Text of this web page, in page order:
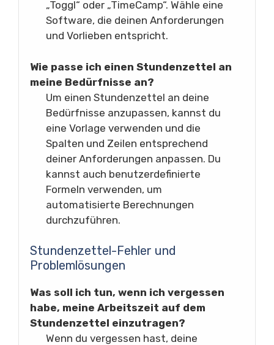
„Toggl“ oder „TimeCamp“. Wähle eine
Software, die deinen Anforderungen
und Vorlieben entspricht.
Wie passe ich einen Stundenzettel an
meine Bedürfnisse an?
Um einen Stundenzettel an deine
Bedürfnisse anzupassen, kannst du
eine Vorlage verwenden und die
Spalten und Zeilen entsprechend
deiner Anforderungen anpassen. Du
kannst auch benutzerdefinierte
Formeln verwenden, um
automatisierte Berechnungen
durchzuführen.
Stundenzettel-Fehler und
Problemlösungen
Was soll ich tun, wenn ich vergessen
habe, meine Arbeitszeit auf dem
Stundenzettel einzutragen?
Wenn du vergessen hast, deine